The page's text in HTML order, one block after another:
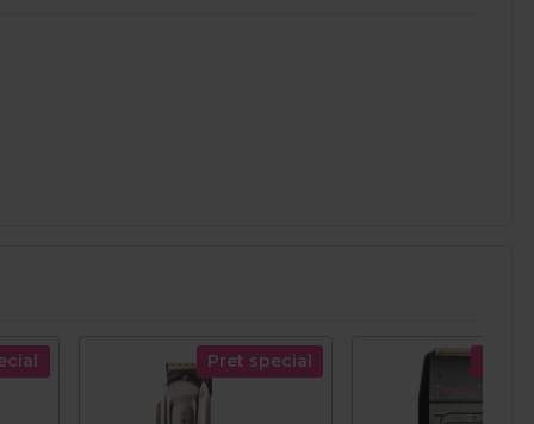
Pret special